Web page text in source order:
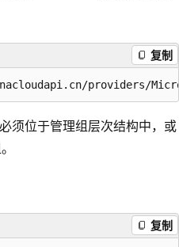
复制
必须位于管理组层次结构中，或
复制